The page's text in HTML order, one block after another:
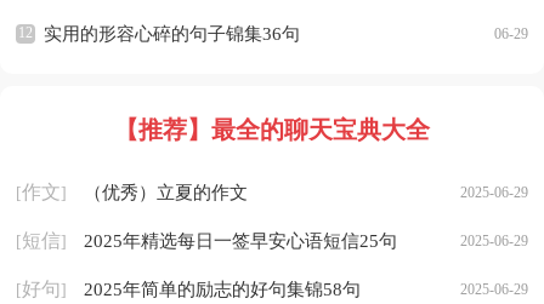
12 实用的形容心碎的句子锦集36句 06-29
【推荐】 最全的聊天宝典大全
[作文] （优秀）立夏的作文 2025-06-29
[短信] 2025年精选每日一签早安心语短信25句 2025-06-29
[好句] 2025年简单的励志的好句集锦58句 2025-06-29